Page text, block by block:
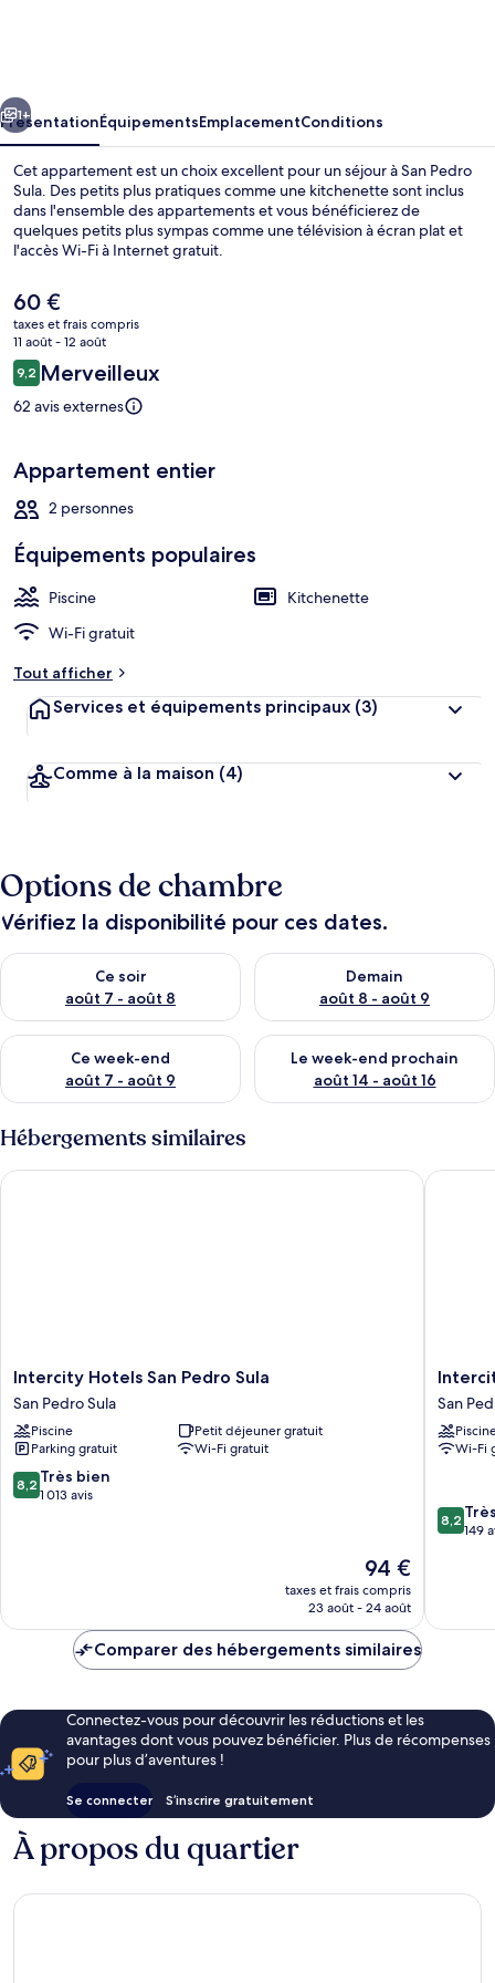
DEL
AEROPUERTO
Suivant
1+
PrésentationÉquipementsEmplacementConditions
Cet appartement est un choix excellent pour un séjour à San Pedro
Sula. Des petits plus pratiques comme une kitchenette sont inclus
dans l'ensemble des appartements et vous bénéficierez de
quelques petits plus sympas comme une télévision à écran plat et
l'accès Wi-Fi à Internet gratuit.
Le
prix
actuel
est
de
60 €.
60 €
taxes et frais compris
11 août - 12 août
Avis
voyageurs
9,29,2 sur 10
Merveilleux
62 avis externes
Appartement entier
2 personnes
Équipements populaires
Piscine
Kitchenette
Wi-Fi gratuit
Tout afficher
Services et équipements principaux (3)
Comme à la maison (4)
Options de chambre
Vérifiez la disponibilité pour ces dates.
Ce soir
août 7 - août 8
Vérifier la disponibilité pour ce soir août 7 - août 8
Demain
août 8 - août 9
Vérifier la disponibilité pour
Ce week-end
août 7 - août 9
Vérifier la disponibilité pour ce week-end août 7 - août 9
Le week-end prochain
août 14 - août 16
Vérifier la disponibilité pour
Hébergements similaires
Intercity
Hotels
San
Pedro
Sula
San
Pedro
Intercity Hotels San Pedro Sula
San Pedro Sula
Piscine
Petit déjeuner gratuit
Parking gratuit
Wi-Fi gratuit
8.2
sur
8,2 Très bien
1 013 avis
Le
nouveau
prix
de
94 €
taxes et frais compris
23 août - 24 août
Intercity Hotels San Pedro Sula
Intercity
Tower
San
Pedro
Sula
San
Wi-Fi
8.2
sur
8,2
149
Intercity
Comparer des hébergements similaires
Connectez-vous pour découvrir les réductions et les
avantages dont vous pouvez bénéficier. Plus de récompenses
pour plus d’aventures !
Se connecter S’inscrire gratuitement
À propos du quartier